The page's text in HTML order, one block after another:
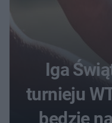
Iga
turnieju
będzie